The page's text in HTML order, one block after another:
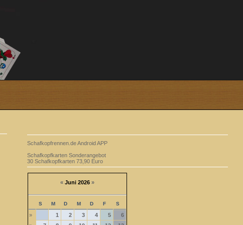
Schafkopfrennen.de Android APP
Schafkopfkarten Sonderangebot
30 Schafkopfkarten 73,90 Euro
« Juni 2026 »
S M D M D F S
» 1 2 3 4 5
6